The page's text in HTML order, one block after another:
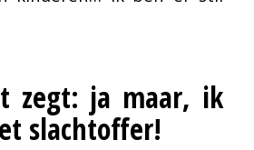
zegt: ja maar, ik
slachtoffer!